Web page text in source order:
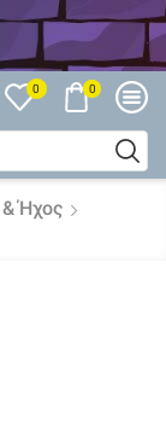
0 0
& Ήχος